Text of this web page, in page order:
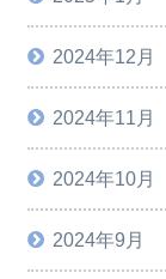
2024年12月
2024年11月
2024年10月
2024年9月